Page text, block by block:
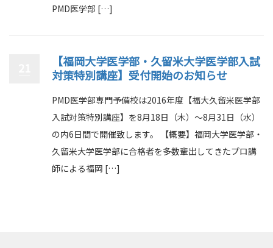
PMD医学部 […]
【福岡大学医学部・久留米大学医学部入試
対策特別講座】受付開始のお知らせ
PMD医学部専門予備校は2016年度【福大久留米医学部
入試対策特別講座】を8月18日（木）～8月31日（水）
の内6日間で開催致します。 【概要】福岡大学医学部・
久留米大学医学部に合格者を多数輩出してきたプロ講
師による福岡 […]